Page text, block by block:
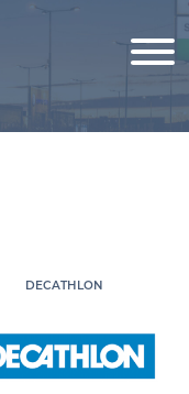
DECATHLON